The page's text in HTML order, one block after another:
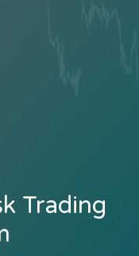
Trading